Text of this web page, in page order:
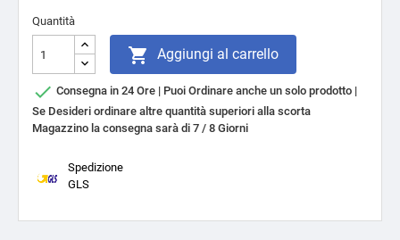
Quantità
 Aggiungi al carrello
 Consegna in 24 Ore | Puoi Ordinare anche un solo prodotto |
Se Desideri ordinare altre quantità superiori alla scorta
Magazzino la consegna sarà di 7 / 8 Giorni
Spedizione
GLS